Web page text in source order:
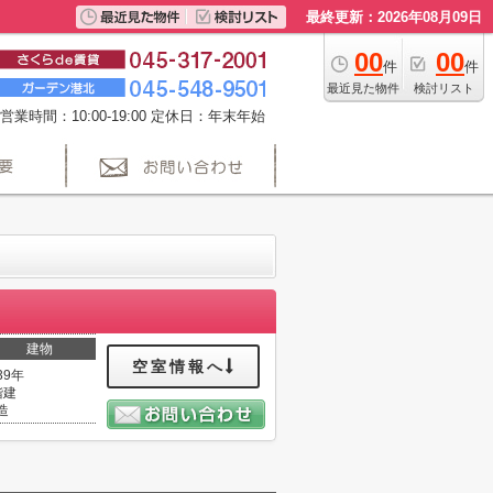
最終更新：2026年08月09日
00件
最近見た物件
00件
検討リスト
営業時間：10:00-19:00 定休日：年末年始
建物
年
建
空室情報へ